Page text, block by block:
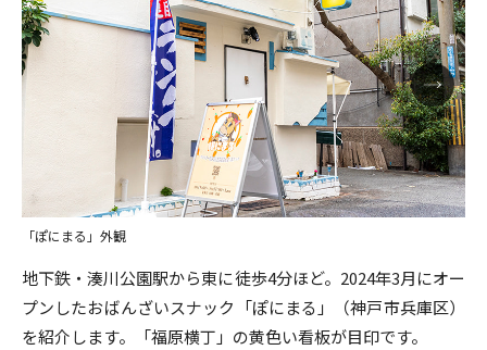
「ぽにまる」外観
地下鉄・湊川公園駅から東に徒歩4分ほど。2024年3月にオー
プンしたおばんざいスナック「ぽにまる」（神戸市兵庫区）
を紹介します。「福原横丁」の黄色い看板が目印です。